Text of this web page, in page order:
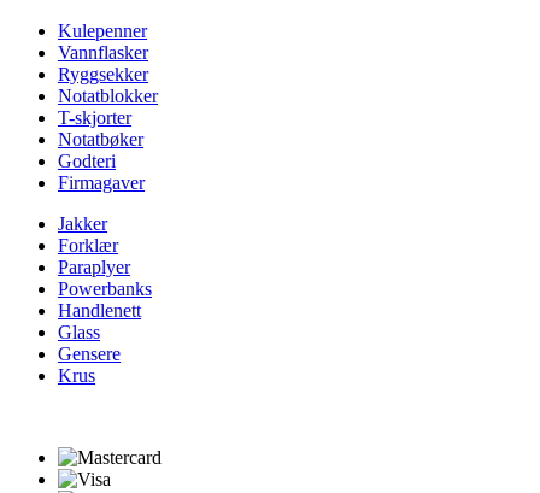
Kulepenner
Vannflasker
Ryggsekker
Notatblokker
T-skjorter
Notatbøker
Godteri
Firmagaver
Jakker
Forklær
Paraplyer
Powerbanks
Handlenett
Glass
Gensere
Krus